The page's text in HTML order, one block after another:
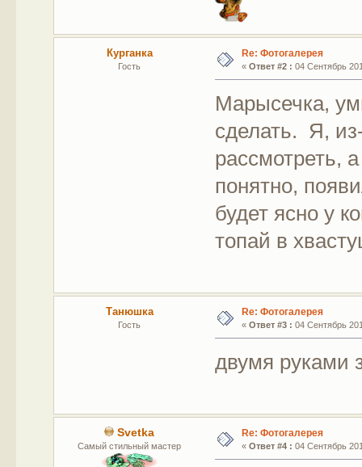
Курганка
Гость
Re: Фотогалерея
« Ответ #2 : 04 Сентябрь
Марысечка,
сделать. Я,
рассмотреть,
понятно,
будет ясно у
топай в
Танюшка
Гость
Re: Фотогалерея
« Ответ #3 : 04 Сентябрь
двумя руками
Svetka
Самый стильный мастер
Re: Фотогалерея
« Ответ #4 : 04 Сентябрь